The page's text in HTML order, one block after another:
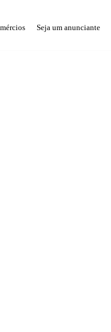
Seja um anunciante